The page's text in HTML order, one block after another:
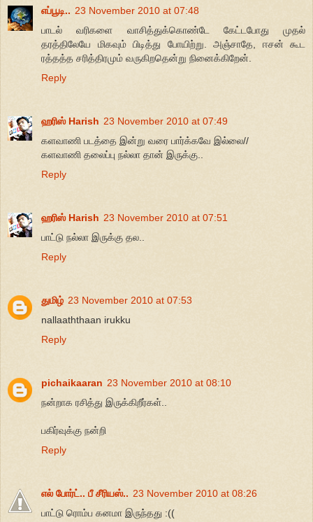
எப்பூடி.. 23 November 2010 at 07:48
பாடல் வரிகளை வாசித்துக்கொண்டே கேட்டபோது முதல்
தரத்திலேயே மிகவும் பிடித்து போயிற்று. அஞ்சாதே, ஈசன் கூட
ரத்தத்த சரித்திரமும் வருகிறதென்று நினைக்கிறேன்.
Reply
ஹரிஸ் Harish 23 November 2010 at 07:49
களவாணி படத்தை இன்று வரை பார்க்கவே இல்லை//
களவாணி தலைப்பு நல்லா தான் இருக்கு..
Reply
ஹரிஸ் Harish 23 November 2010 at 07:51
பாட்டு நல்லா இருக்கு தல..
Reply
துமிழ் 23 November 2010 at 07:53
nallaaththaan irukku
Reply
pichaikaaran 23 November 2010 at 08:10
நன்றாக ரசித்து இருக்கிறீர்கள்..
பகிர்வுக்கு நன்றி
Reply
எல் போர்ட்.. பீ சீரியஸ்.. 23 November 2010 at 08:26
பாட்டு ரொம்ப கனமா இருந்தது :((